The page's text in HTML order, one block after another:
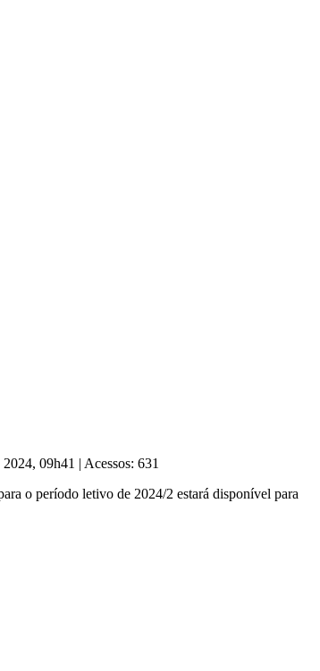
09h41 | Acessos: 631
o período letivo de 2024/2 estará disponível para